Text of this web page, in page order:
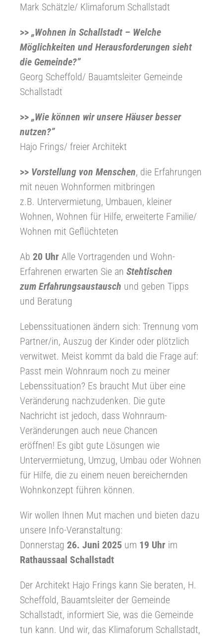
Mark Schätzle/ Klimaforum Schallstadt
>> „Wohnen in Schallstadt – Welche
Möglichkeiten und Herausforderungen sieht
die Gemeinde?”
Georg Scheffold/ Bauamtsleiter Gemeinde
Schallstadt
>> „Wie können wir unsere Häuser besser
nutzen?”
Hajo Frings/ freier Architekt
>> Vorstellung von Menschen, die Erfahrungen
mit neuen Wohnformen mitbringen
z.B. Untervermietung, Umbauen, kleiner
Wohnen, Wohnen für Hilfe, erweiterte Familie/
Wohnen mit Geflüchteten
Ab 20 Uhr Alle Vortragenden und Wohn-
Erfahrenen erwarten Sie an Stehtischen
zum Erfahrungsaustausch und geben Tipps
und Beratung
Lebenssituationen ändern sich: Trennung vom
Partner/in, Auszug der Kinder oder plötzlich
verwitwet. Meist kommt da bald die Frage auf:
Passt mein Wohnraum noch zu meiner
Lebenssituation? Es braucht Mut über eine
Veränderung nachzudenken. Die gute
Nachricht ist jedoch, dass Wohnraum-
Veränderungen auch neue Chancen
eröffnen! Es gibt gute Lösungen wie
Untervermietung, Umzug, Umbau oder Wohnen
für Hilfe, die zu einem neuen bereichernden
Wohnkonzept führen können.
Wir wollen Ihnen Mut machen und bieten dazu
unsere Info-Veranstaltung:
Donnerstag 26. Juni 2025 um 19 Uhr im
Rathaussaal Schallstadt
Der Architekt Hajo Frings kann Sie beraten, H.
Scheffold, Bauamtsleiter der Gemeinde
Schallstadt, informiert Sie, was die Gemeinde
tun kann. Und wir, das Klimaforum Schallstadt,